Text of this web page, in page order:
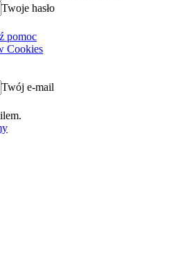
Twoje hasło
pomoc
Cookies
Twój e-mail